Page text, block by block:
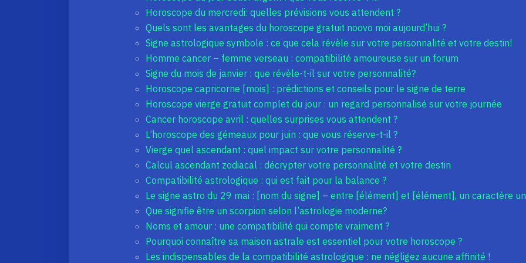
Horoscope du mercredi: quelles prévisions vous attendent ?
Quels sont les avantages du horoscope gratuit noovo moi aujourd’hui ?
Signe astrologique symbole : ce que cela révèle sur votre personnalité et votre destin!
Homme cancer – femme verseau : compatibilité amoureuse sur un forum
Signe du mois de janvier : que révèle-t-il sur votre personnalité?
Horoscope capricorne [mois] : prédictions et conseils pour le signe de terre
Horoscope vierge gratuit complet du jour : un regard personnalisé sur votre journée
Cancer horoscope avril : quelles surprises vous attendent ?
L’horoscope des gémeaux pour juin : que vous réserve-t-il ?
Vierge quel ascendant : quel impact sur votre personnalité ?
Calcul ascendant zodiacal : décrypter votre personnalité et votre destin
Compatibilité astrologique : qui est fait pour la balance ?
Le signe astro du 29 mai : [nom du signe] – entre [élément] et [élément], un caractère
Que signifie être un scorpion selon l’astrologie moderne?
Noms et amour : une compatibilité qui compte vraiment ?
Pourquoi connaître sa maison astrale est essentiel pour votre horoscope ?
Les indispensables de la compatibilité astrologique : ne négligez aucune affinité !